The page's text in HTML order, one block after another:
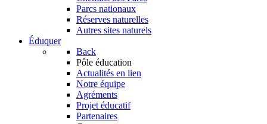
Parcs nationaux
Réserves naturelles
Autres sites naturels
Éduquer
Back
Pôle éducation
Actualités en lien
Notre équipe
Agréments
Projet éducatif
Partenaires